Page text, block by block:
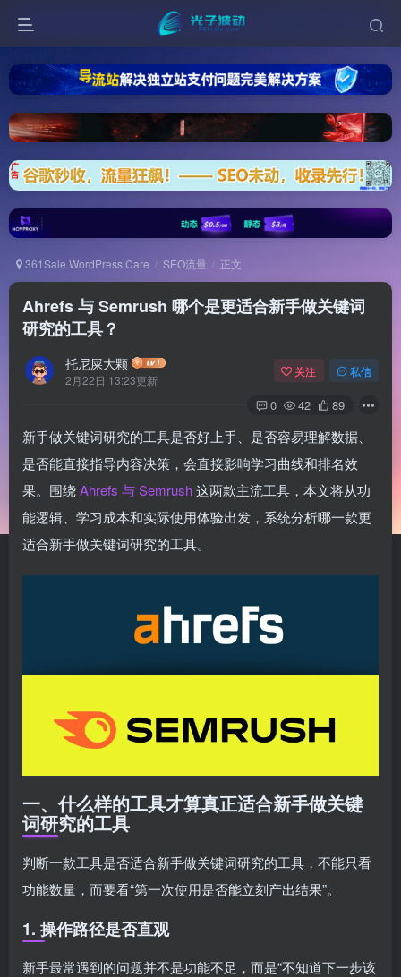
361Sale WordPress Care SEO流量 正文
Ahrefs 与 Semrush 哪个是更适合新手做关键词
研究的工具？
托尼屎大颗
2月22日 13:23更新
关注 私信
0 42 89
新手做关键词研究的工具是否好上手、是否容易理解数据、
是否能直接指导内容决策，会直接影响学习曲线和排名效
果。围绕Ahrefs 与 Semrush这两款主流工具，本文将从功
能逻辑、学习成本和实际使用体验出发，系统分析哪一款更
适合新手做关键词研究的工具。
一、什么样的工具才算真正适合新手做关键
词研究的工具
判断一款工具是否适合新手做关键词研究的工具，不能只看
功能数量，而要看“第一次使用是否能立刻产出结果”。
1. 操作路径是否直观
新手最常遇到的问题并不是功能不足，而是“不知道下一步该